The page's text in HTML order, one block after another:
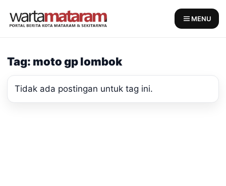
MENU
Tag: moto gp lombok
Tidak ada postingan untuk tag ini.